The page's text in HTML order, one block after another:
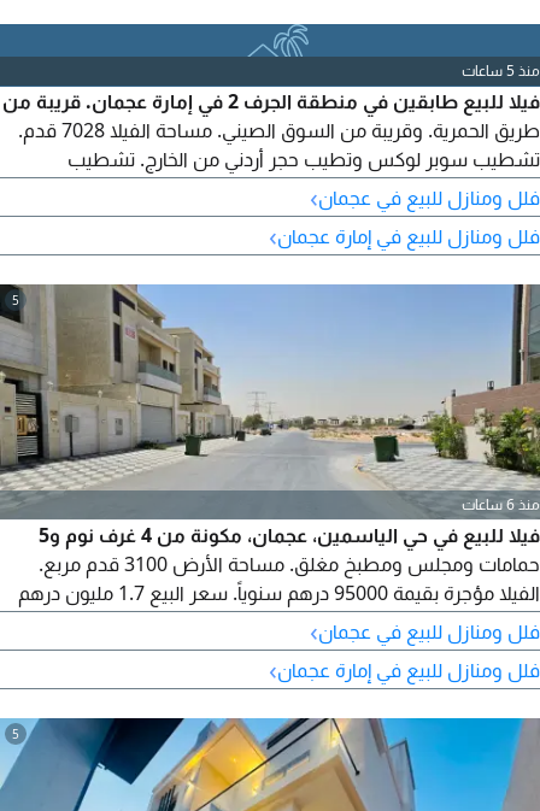
منذ 5 ساعات
فيلا للبيع طابقين في منطقة الجرف 2 في إمارة عجمان. قريبة من
طريق الحمرية. وقريبة من السوق الصيني. مساحة الفيلا 7028 قدم.
تشطيب سوبر لوكس وتطيب حجر أردني من الخارج. تشطيب
شخصي. تتكون الفيلا من. 4 غرف نوم ماستر مع دريسنغ. مساحة
الغرفة كبيرة جدا. 2 مجلس كبير مع المغاسل. صالة كبيرة مع
المغاسل في الطابق الأرضي صالة كبيرة جدا في الطابق الأول. مطبخ
فلل ومنازل للبيع في عجمان›
فلل ومنازل للبيع في إمارة عجمان›
5
منذ 6 ساعات
فيلا للبيع في حي الياسمين، عجمان، مكونة من 4 غرف نوم و5
حمامات ومجلس ومطبخ مغلق. مساحة الأرض 3100 قدم مربع.
الفيلا مؤجرة بقيمة 95000 درهم سنوياً. سعر البيع 1.7 مليون درهم
قابل للتفاوض.
فلل ومنازل للبيع في عجمان›
فلل ومنازل للبيع في إمارة عجمان›
5